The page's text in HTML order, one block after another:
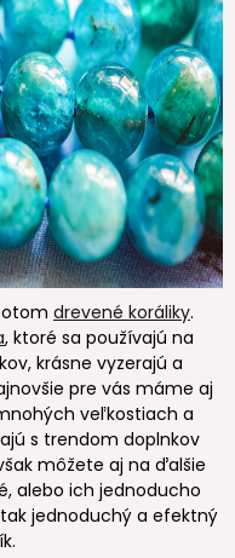
drevené koráliky.
, ktoré sa používajú na
krásne vyzerajú a
pre vás máme aj
veľkostiach a
s trendom doplnkov
môžete aj na ďalšie
alebo ich jednoducho
jednoduchý a efektný